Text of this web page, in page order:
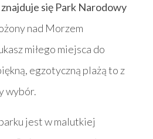
się Park Narodowy
nad Morzem
miłego miejsca do
egzotyczną plażą to z
wybór.
jest w malutkiej